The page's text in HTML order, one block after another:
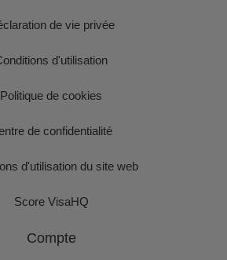
de vie privée
d'utilisation
Politique de cookies
de confidentialité
d'utilisation du site web
Score VisaHQ
Compte